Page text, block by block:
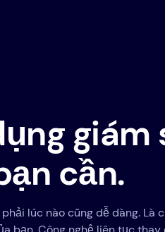
giám
cần.
lúc nào cũng dễ dàng. Là